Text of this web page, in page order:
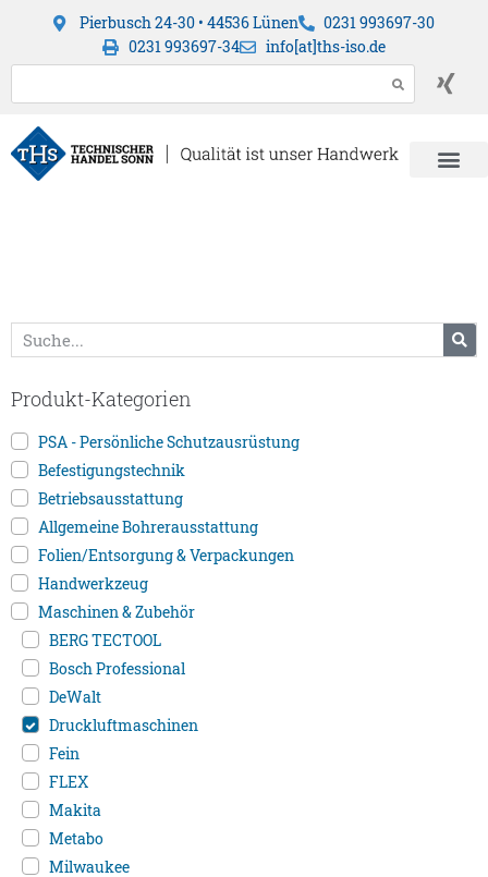
Pierbusch 24-30 • 44536 Lünen
0231 993697-30
0231 993697-34
info[at]ths-iso.de
Produkt-Kategorien
PSA - Persönliche Schutzausrüstung
Befestigungstechnik
Betriebsausstattung
Allgemeine Bohrerausstattung
Folien/Entsorgung & Verpackungen
Handwerkzeug
Maschinen & Zubehör
BERG TECTOOL
Bosch Professional
DeWalt
Druckluftmaschinen
Fein
FLEX
Makita
Metabo
Milwaukee